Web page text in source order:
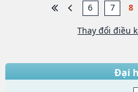
6 7 8
Thay đổi điều
Đại